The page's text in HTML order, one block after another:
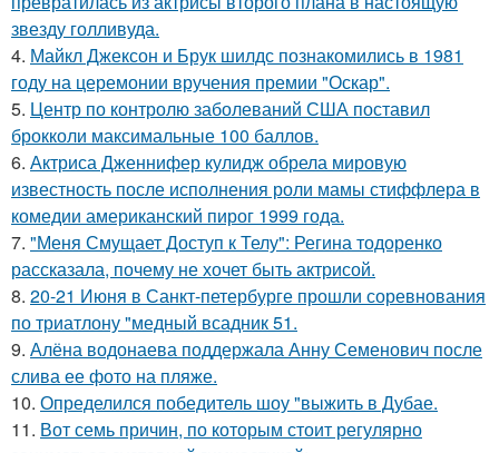
звезду голливуда.
4. Майкл Джексон и Брук шилдс познакомились в 1981
году на церемонии вручения премии "Оскар".
5. Центр по контролю заболеваний США поставил
брокколи максимальные 100 баллов.
6. Актриса Дженнифер кулидж обрела мировую
известность после исполнения роли мамы стиффлера в
комедии американский пирог 1999 года.
7. "Меня Смущает Доступ к Телу": Регина тодоренко
рассказала, почему не хочет быть актрисой.
8. 20-21 Июня в Санкт-петербурге прошли соревнования
по триатлону "медный всадник 51.
9. Алёна водонаева поддержала Анну Семенович после
слива ее фото на пляже.
10. Определился победитель шоу "выжить в Дубае.
11. Вот семь причин, по которым стоит регулярно